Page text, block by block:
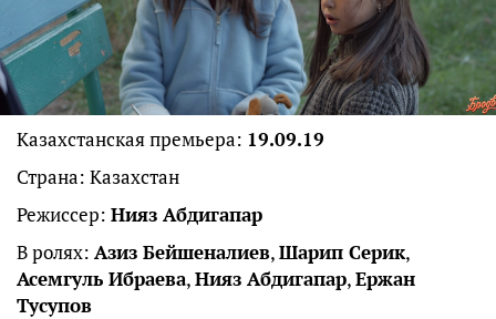
Казахстанская премьера: 19.09.19
Страна: Казахстан
Режиссер: Нияз Абдигапар
В ролях: Азиз Бейшеналиев,Шарип Серик,
Асемгуль Ибраева,Нияз Абдигапар,Ержан
Тусупов